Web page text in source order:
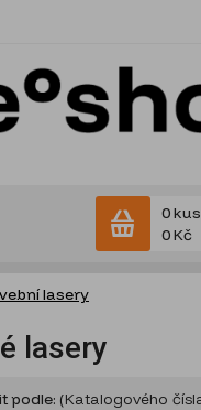
0
0 Kč
lasery
lasery
podle: (Katalogového